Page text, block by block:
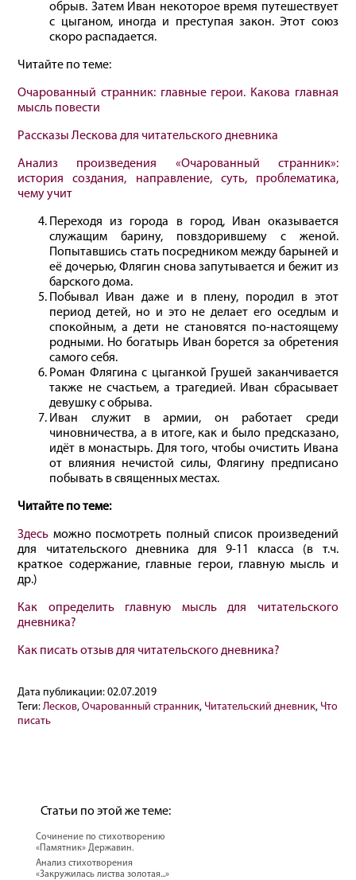
обрыв. Затем Иван некоторое время путешествует
с цыганом, иногда и преступая закон. Этот союз
скоро распадается.
Читайте по теме:
Очарованный странник: главные герои. Какова главная
мысль повести
Рассказы Лескова для читательского дневника
Анализ произведения «Очарованный странник»:
история создания, направление, суть, проблематика,
чему учит
Переходя из города в город, Иван оказывается
служащим барину, повздорившему с женой.
Попытавшись стать посредником между барыней и
её дочерью, Флягин снова запутывается и бежит из
барского дома.
Побывал Иван даже и в плену, породил в этот
период детей, но и это не делает его оседлым и
спокойным, а дети не становятся по-настоящему
родными. Но богатырь Иван борется за обретения
самого себя.
Роман Флягина с цыганкой Грушей заканчивается
также не счастьем, а трагедией. Иван сбрасывает
девушку с обрыва.
Иван служит в армии, он работает среди
чиновничества, а в итоге, как и было предсказано,
идёт в монастырь. Для того, чтобы очистить Ивана
от влияния нечистой силы, Флягину предписано
побывать в священных местах.
Читайте по теме:
Здесь можно посмотреть полный список произведений
для читательского дневника для 9-11 класса (в т.ч.
краткое содержание, главные герои, главную мысль и
др.)
Как определить главную мысль для читательского
дневника?
Как писать отзыв для читательского дневника?
Дата публикации:02.07.2019
Теги:Лесков,Очарованный странник, Читательский дневник, Что
писать
Статьи по этой же теме:
Сочинение по стихотворению
«Памятник» Державин.
Анализ стихотворения
«Закружилась листва золотая...»